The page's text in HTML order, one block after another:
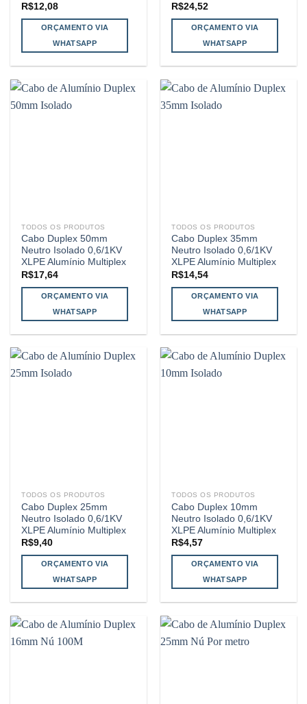
R$12,08
ORÇAMENTO VIA
WHATSAPP
R$24,52
ORÇAMENTO VIA
WHATSAPP
TODOS OS PRODUTOS
Cabo Duplex 50mm
Neutro Isolado 0,6/1KV
XLPE Alumínio Multiplex
R$17,64
ORÇAMENTO VIA
WHATSAPP
TODOS OS PRODUTOS
Cabo Duplex 35mm
Neutro Isolado 0,6/1KV
XLPE Alumínio Multiplex
R$14,54
ORÇAMENTO VIA
WHATSAPP
TODOS OS PRODUTOS
Cabo Duplex 25mm
Neutro Isolado 0,6/1KV
XLPE Alumínio Multiplex
R$9,40
ORÇAMENTO VIA
WHATSAPP
TODOS OS PRODUTOS
Cabo Duplex 10mm
Neutro Isolado 0,6/1KV
XLPE Alumínio Multiplex
R$4,57
ORÇAMENTO VIA
WHATSAPP